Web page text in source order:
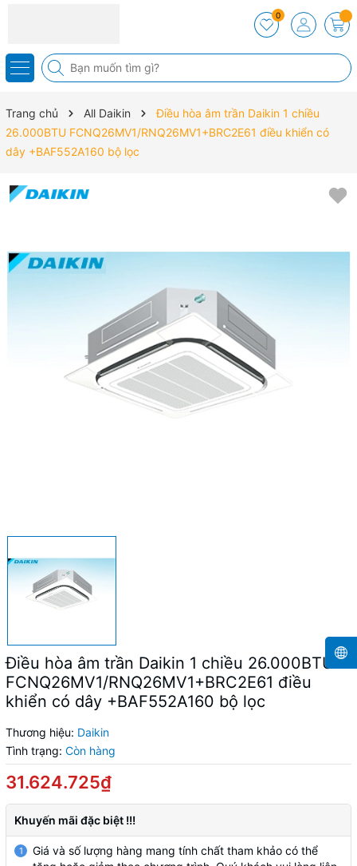
0
Trang chủ All Daikin
Điều hòa âm trần Daikin 1 chiều
26.000BTU FCNQ26MV1/RNQ26MV1+BRC2E61 điều khiển có
dây +BAF552A160 bộ lọc
Điều hòa âm trần Daikin 1 chiều 26.000BTU
FCNQ26MV1/RNQ26MV1+BRC2E61 điều
khiển có dây +BAF552A160 bộ lọc
Thương hiệu: Daikin
Tình trạng: Còn hàng
31.624.725₫
Khuyến mãi đặc biệt !!!
1
Giá và số lượng hàng mang tính chất tham khảo có thể